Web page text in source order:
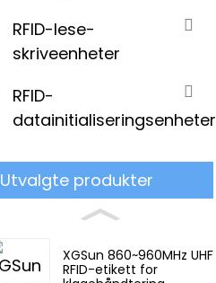
RFID-lese-
skriveenheter
RFID-
datainitialiseringsenheter
Utvalgte produkter
XGSun 860~960MHz UHF
RFID-etikett for